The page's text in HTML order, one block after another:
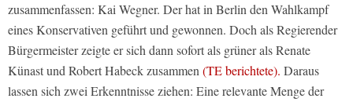
zusammenfassen: Kai Wegner. Der hat in Berlin den Wahlkampf
eines Konservativen geführt und gewonnen. Doch als Regierender
Bürgermeister zeigte er sich dann sofort als grüner als Renate
Künast und Robert Habeck zusammen(TE berichtete). Daraus
lassen sich zwei Erkenntnisse ziehen: Eine relevante Menge der